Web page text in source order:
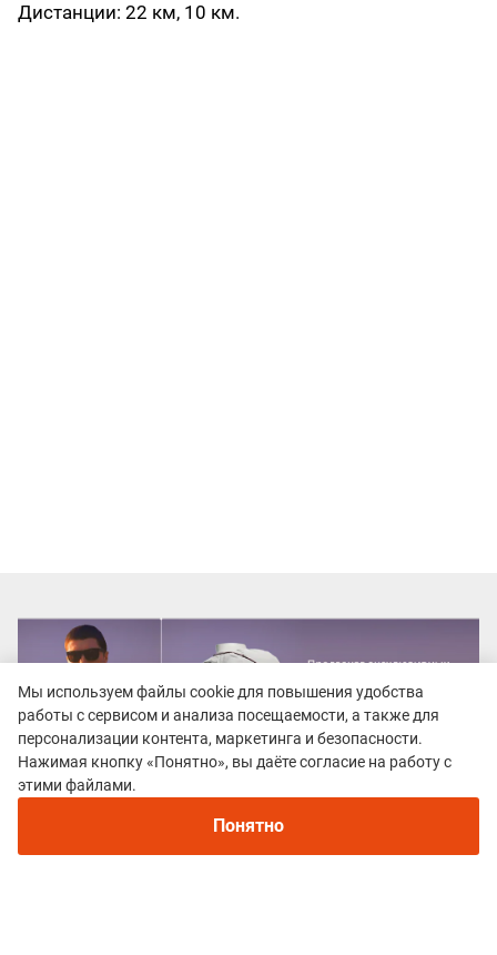
Дистанции: 22 км, 10 км.
Мы используем файлы cookie для повышения удобства
работы с сервисом и анализа посещаемости, а также для
персонализации контента, маркетинга и безопасности.
Нажимая кнопку «Понятно», вы даёте согласие на работу с
этими файлами.
Понятно